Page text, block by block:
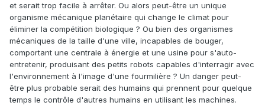
et serait trop facile à arrêter. Ou alors peut-être un unique
organisme mécanique planétaire qui change le climat pour
éliminer la compétition biologique ? Ou bien des organismes
mécaniques de la taille d'une ville, incapables de bouger,
comportant une centrale à énergie et une usine pour s'auto-
entretenir, produisant des petits robots capables d'interragir avec
l'environnement à l'image d'une fourmilière ? Un danger peut-
être plus probable serait des humains qui prennent pour quelque
temps le contrôle d'autres humains en utilisant les machines.